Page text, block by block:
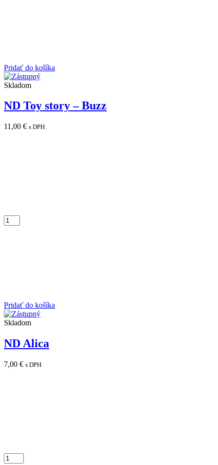
Pridať do košíka
Skladom
ND Toy story – Buzz
11,00 € s DPH
Pridať do košíka
Skladom
ND Alica
7,00 € s DPH